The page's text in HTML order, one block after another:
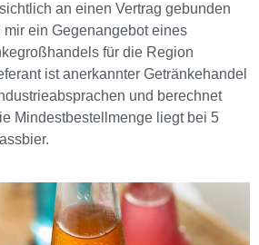
an einen Vertrag gebunden
ein Gegenangebot eines
für die Region
ist anerkannter Getränkehandel
und berechnet
Mindestbestellmenge liegt bei 5